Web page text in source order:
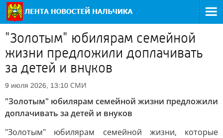
"Золотым" юбилярам семейной
жизни предложили доплачивать
за детей и внуков
9 июля 2026, 13:10 СМИ
"Золотым" юбилярам семейной жизни предложили
доплачивать за детей и внуков
"Золотым" юбилярам семейной жизни, которые